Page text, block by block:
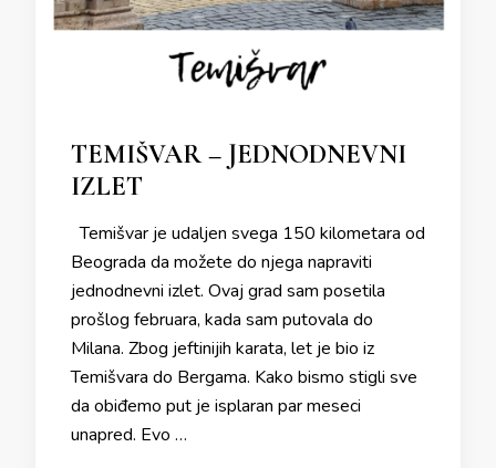
TEMIŠVAR – JEDNODNEVNI
IZLET
Temišvar je udaljen svega 150 kilometara od
Beograda da možete do njega napraviti
jednodnevni izlet. Ovaj grad sam posetila
prošlog februara, kada sam putovala do
Milana. Zbog jeftinijih karata, let je bio iz
Temišvara do Bergama. Kako bismo stigli sve
da obiđemo put je isplaran par meseci
unapred. Evo …